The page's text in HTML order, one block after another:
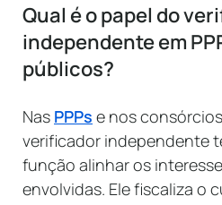
Qual é o papel do
independente em
públicos?
Nas PPPs e nos
verificador independente
função alinhar os
envolvidas. Ele fiscaliza o